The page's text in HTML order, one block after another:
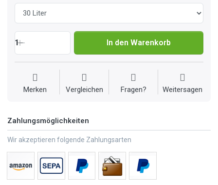
1 In den Warenkorb
Merken Vergleichen Fragen? Weitersagen
Zahlungsmöglichkeiten
Wir akzeptieren folgende Zahlungsarten